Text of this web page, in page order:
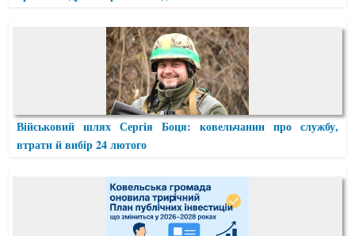
Військовий шлях Сергія Боця: ковельчанин про службу,
втрати й вибір 24 лютого